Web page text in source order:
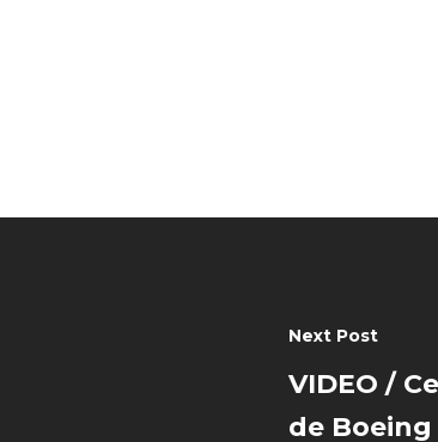
Next Post
VIDEO /
de